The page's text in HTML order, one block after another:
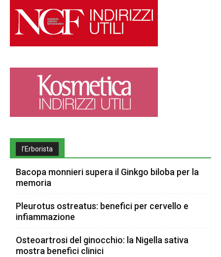
l’Erborista
Bacopa monnieri supera il Ginkgo biloba per la
memoria
Pleurotus ostreatus: benefici per cervello e
infiammazione
Osteoartrosi del ginocchio: la Nigella sativa
mostra benefici clinici